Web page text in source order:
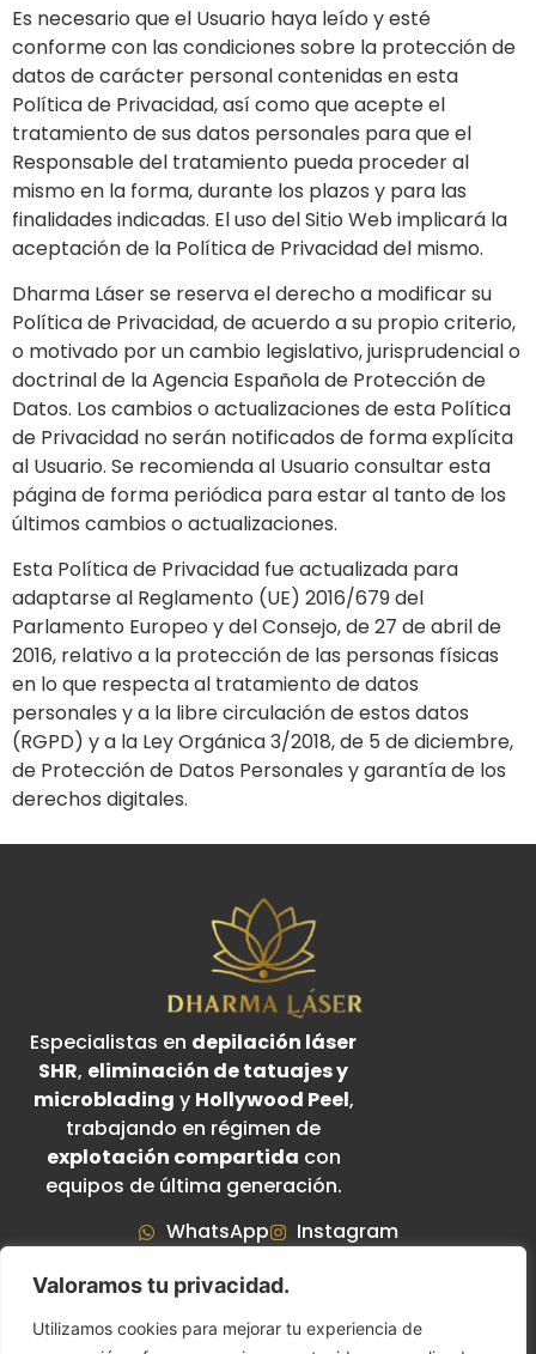
Valoramos tu privacidad.
Utilizamos cookies para mejorar tu experiencia de
Es necesario que el Usuario haya leído y esté
conforme con las condiciones sobre la protección de
datos de carácter personal contenidas en esta
Política de Privacidad, así como que acepte el
tratamiento de sus datos personales para que el
Responsable del tratamiento pueda proceder al
mismo en la forma, durante los plazos y para las
finalidades indicadas. El uso del Sitio Web implicará la
aceptación de la Política de Privacidad del mismo.
Dharma Láserse reserva el derecho a modificar su
Política de Privacidad, de acuerdo a su propio criterio,
o motivado por un cambio legislativo, jurisprudencial o
doctrinal de la Agencia Española de Protección de
Datos. Los cambios o actualizaciones de esta Política
de Privacidad no serán notificados de forma explícita
al Usuario. Se recomienda al Usuario consultar esta
página de forma periódica para estar al tanto de los
últimos cambios o actualizaciones.
Esta Política de Privacidad fue actualizada para
adaptarse al Reglamento (UE) 2016/679 del
Parlamento Europeo y del Consejo, de 27 de abril de
2016, relativo a la protección de las personas físicas
en lo que respecta al tratamiento de datos
personales y a la libre circulación de estos datos
(RGPD) y a la Ley Orgánica 3/2018, de 5 de diciembre,
de Protección de Datos Personales y garantía de los
derechos digitales.
Especialistas en depilación láser
SHR, eliminación de tatuajes y
microblading y Hollywood Peel,
trabajando en régimen de
explotación compartida con
equipos de última generación.
WhatsApp
Instagram